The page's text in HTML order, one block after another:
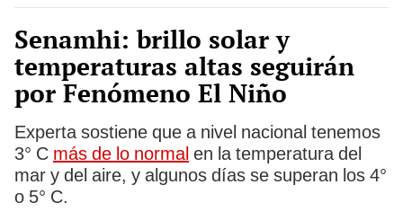
Senamhi: brillo solar y
temperaturas altas seguirán
por Fenómeno El Niño
Experta sostiene que a nivel nacional tenemos
3° C más de lo normal en la temperatura del
mar y del aire, y algunos días se superan los 4°
o 5° C.